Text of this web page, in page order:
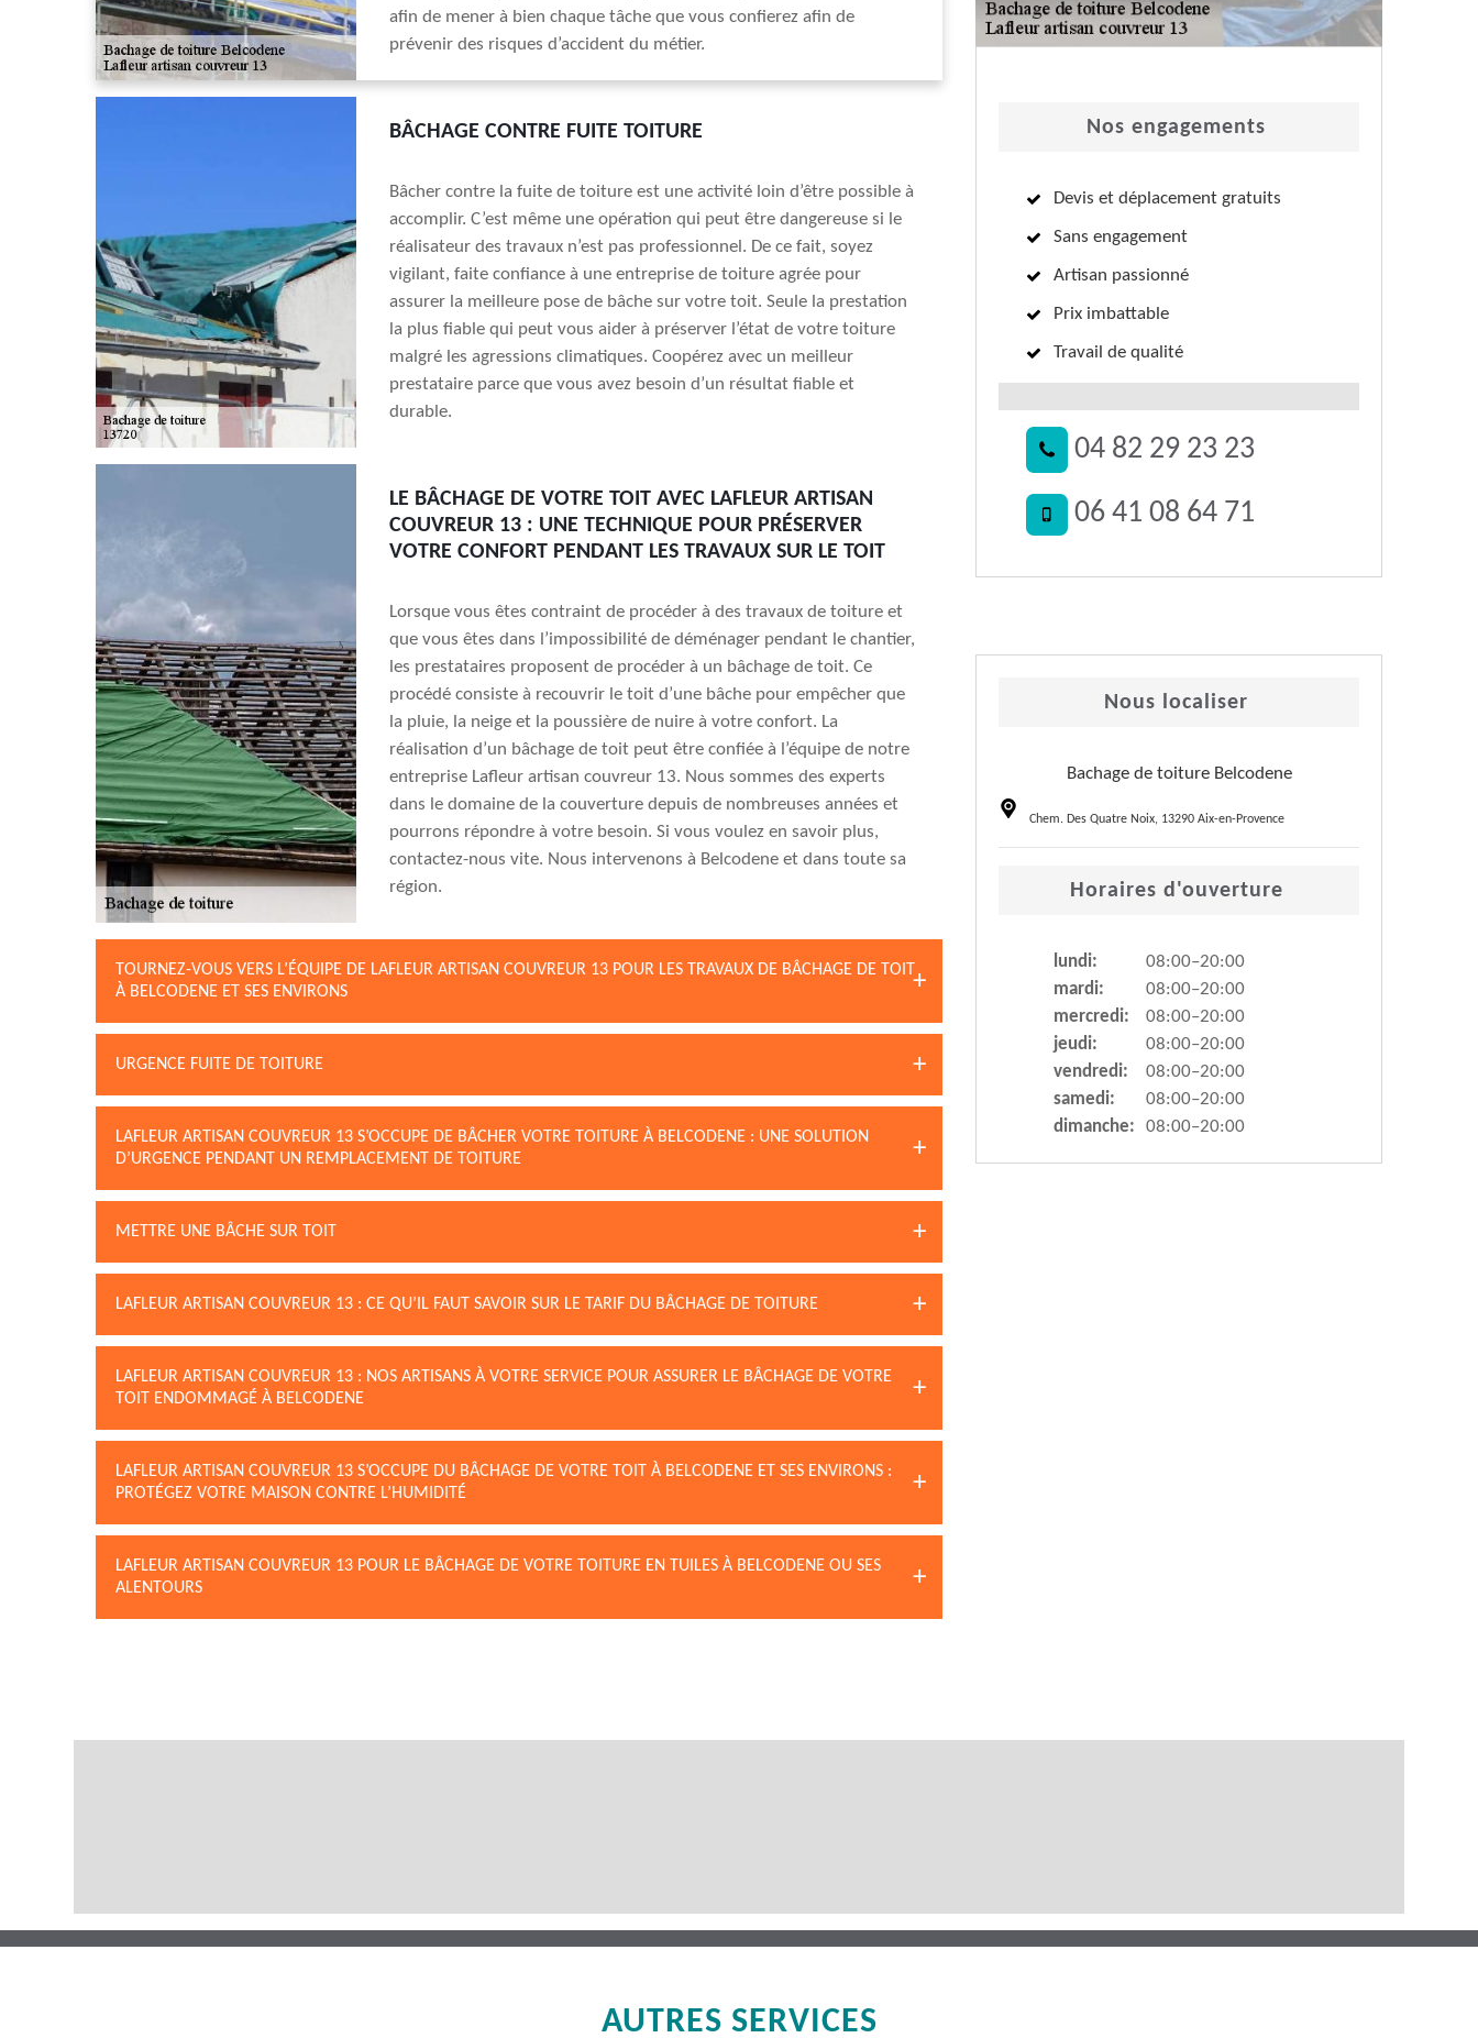
afin de mener à bien chaque tâche que vous confierez afin de
prévenir des risques d’accident du métier.
BÂCHAGE CONTRE FUITE TOITURE
Bâcher contre la fuite de toiture est une activité loin d’être possible à
accomplir. C’est même une opération qui peut être dangereuse si le
réalisateur des travaux n’est pas professionnel. De ce fait, soyez
vigilant, faite confiance à une entreprise de toiture agrée pour
assurer la meilleure pose de bâche sur votre toit. Seule la prestation
la plus fiable qui peut vous aider à préserver l’état de votre toiture
malgré les agressions climatiques. Coopérez avec un meilleur
prestataire parce que vous avez besoin d’un résultat fiable et
durable.
LE BÂCHAGE DE VOTRE TOIT AVEC LAFLEUR ARTISAN
COUVREUR 13 : UNE TECHNIQUE POUR PRÉSERVER
VOTRE CONFORT PENDANT LES TRAVAUX SUR LE TOIT
Lorsque vous êtes contraint de procéder à des travaux de toiture et
que vous êtes dans l’impossibilité de déménager pendant le chantier,
les prestataires proposent de procéder à un bâchage de toit. Ce
procédé consiste à recouvrir le toit d’une bâche pour empêcher que
la pluie, la neige et la poussière de nuire à votre confort. La
réalisation d’un bâchage de toit peut être confiée à l’équipe de notre
entreprise Lafleur artisan couvreur 13. Nous sommes des experts
dans le domaine de la couverture depuis de nombreuses années et
pourrons répondre à votre besoin. Si vous voulez en savoir plus,
contactez-nous vite. Nous intervenons à Belcodene et dans toute sa
région.
TOURNEZ-VOUS VERS L’ÉQUIPE DE LAFLEUR ARTISAN COUVREUR 13 POUR LES TRAVAUX DE BÂCHAGE DE TOIT
À BELCODENE ET SES ENVIRONS
URGENCE FUITE DE TOITURE
LAFLEUR ARTISAN COUVREUR 13 S’OCCUPE DE BÂCHER VOTRE TOITURE À BELCODENE : UNE SOLUTION
D’URGENCE PENDANT UN REMPLACEMENT DE TOITURE
METTRE UNE BÂCHE SUR TOIT
LAFLEUR ARTISAN COUVREUR 13 : CE QU’IL FAUT SAVOIR SUR LE TARIF DU BÂCHAGE DE TOITURE
LAFLEUR ARTISAN COUVREUR 13 : NOS ARTISANS À VOTRE SERVICE POUR ASSURER LE BÂCHAGE DE VOTRE
TOIT ENDOMMAGÉ À BELCODENE
LAFLEUR ARTISAN COUVREUR 13 S’OCCUPE DU BÂCHAGE DE VOTRE TOIT À BELCODENE ET SES ENVIRONS :
PROTÉGEZ VOTRE MAISON CONTRE L’HUMIDITÉ
LAFLEUR ARTISAN COUVREUR 13 POUR LE BÂCHAGE DE VOTRE TOITURE EN TUILES À BELCODENE OU SES
ALENTOURS
Nos engagements
Devis et déplacement gratuits
Sans engagement
Artisan passionné
Prix imbattable
Travail de qualité
04 82 29 23 23
06 41 08 64 71
Nous localiser
Bachage de toiture Belcodene
Chem. Des Quatre Noix, 13290 Aix-en-Provence
Horaires d'ouverture
lundi:
08:00–20:00
mardi:
08:00–20:00
mercredi:
08:00–20:00
jeudi:
08:00–20:00
vendredi:
08:00–20:00
samedi:
08:00–20:00
dimanche:
08:00–20:00
AUTRES SERVICES